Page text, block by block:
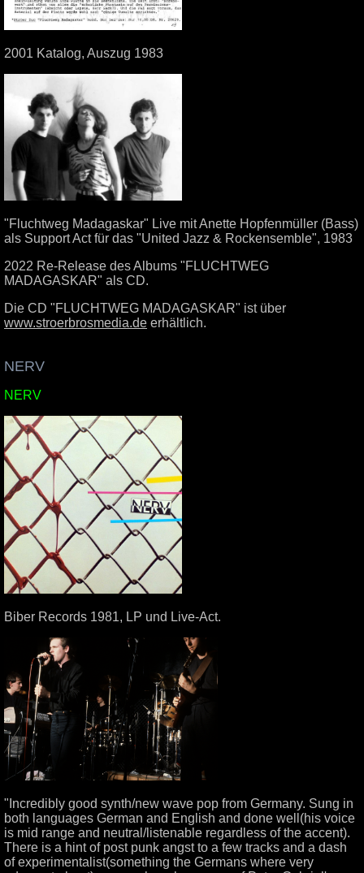
2001 Katalog, Auszug 1983
"Fluchtweg Madagaskar" Live mit Anette Hopfenmüller (Bass)
als Support Act für das "United Jazz & Rockensemble", 1983
2022 Re-Release des Albums "FLUCHTWEG
MADAGASKAR" als CD.
Die CD "FLUCHTWEG MADAGASKAR" ist über
www.stroerbrosmedia.de erhältlich.
NERV
NERV
Biber Records 1981, LP und Live-Act.
"Incredibly good synth/new wave pop from Germany. Sung in
both languages German and English and done well(his voice
is mid range and neutral/listenable regardless of the accent).
There is a hint of post punk angst to a few tracks and a dash
of experimentalist(something the Germans where very